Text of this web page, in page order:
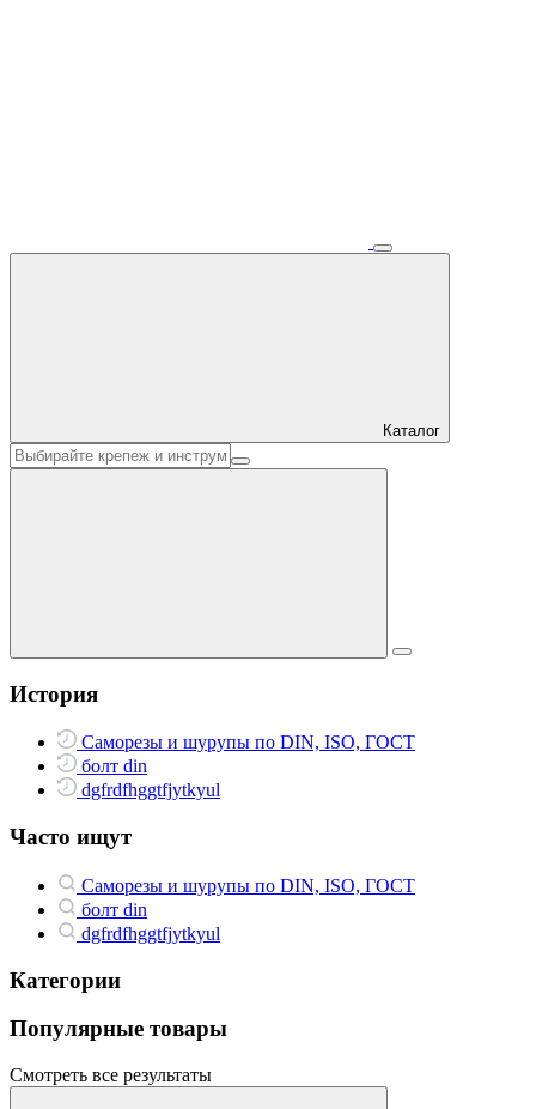
Каталог
История
Саморезы и шурупы по DIN, ISO, ГОСТ
болт din
dgfrdfhggtfjytkyul
Часто ищут
Саморезы и шурупы по DIN, ISO, ГОСТ
болт din
dgfrdfhggtfjytkyul
Категории
Популярные товары
Смотреть все результаты